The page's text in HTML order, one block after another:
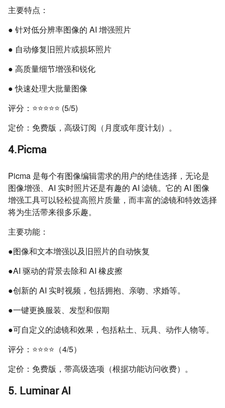
主要特点：
● 针对低分辨率图像的 AI 增强照片
● 自动修复旧照片或损坏照片
● 高质量细节增强和锐化
● 快速处理大批量图像
评分：⭐⭐⭐⭐⭐ (5/5)
定价：免费版，高级订阅（月度或年度计划）。
4.Picma
Picma 是每个有图像编辑需求的用户的绝佳选择，无论是
图像增强、AI 实时照片还是有趣的 AI 滤镜。它的 AI 图像
增强工具可以轻松提高照片质量，而丰富的滤镜和特效选择
将为生活带来很多乐趣。
主要功能：
●图像和文本增强以及旧照片的自动恢复
●AI 驱动的背景去除和 AI 橡皮擦
●创新的 AI 实时视频，包括拥抱、亲吻、求婚等。
●一键更换服装、发型和假期
●可自定义的滤镜和效果，包括粘土、玩具、动作人物等。
评分：⭐⭐⭐⭐（4/5）
定价：免费版，带高级选项（根据功能访问收费）。
5. Luminar AI